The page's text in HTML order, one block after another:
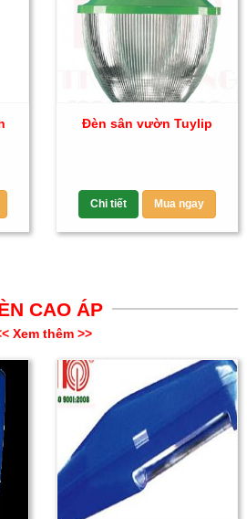
Đèn sân vườn Tuylip
Chi tiết Mua ngay
CAO ÁP
Xem thêm >>